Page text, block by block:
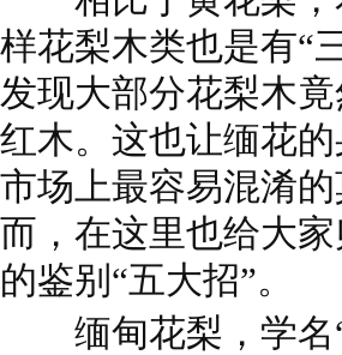
样花梨木类也是有“
发现大部分花梨木
红木。这也让缅花
市场上最容易混淆
而，在这里也给大
的鉴别“五大招”。
缅甸花梨，学名“